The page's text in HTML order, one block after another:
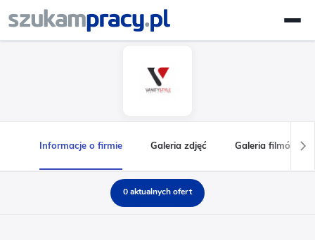
Informacje o firmie Galeria zdjęć Galeria filmów
0 aktualnych ofert